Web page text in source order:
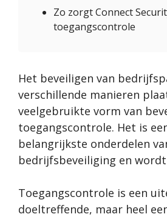
Zo zorgt Connect
toegangscontrole
Het beveiligen van
verschillende manieren
veelgebruikte vorm van
toegangscontrole. Het is
belangrijkste onderdelen
bedrijfsbeveiliging en
Toegangscontrole is een
doeltreffende, maar heel